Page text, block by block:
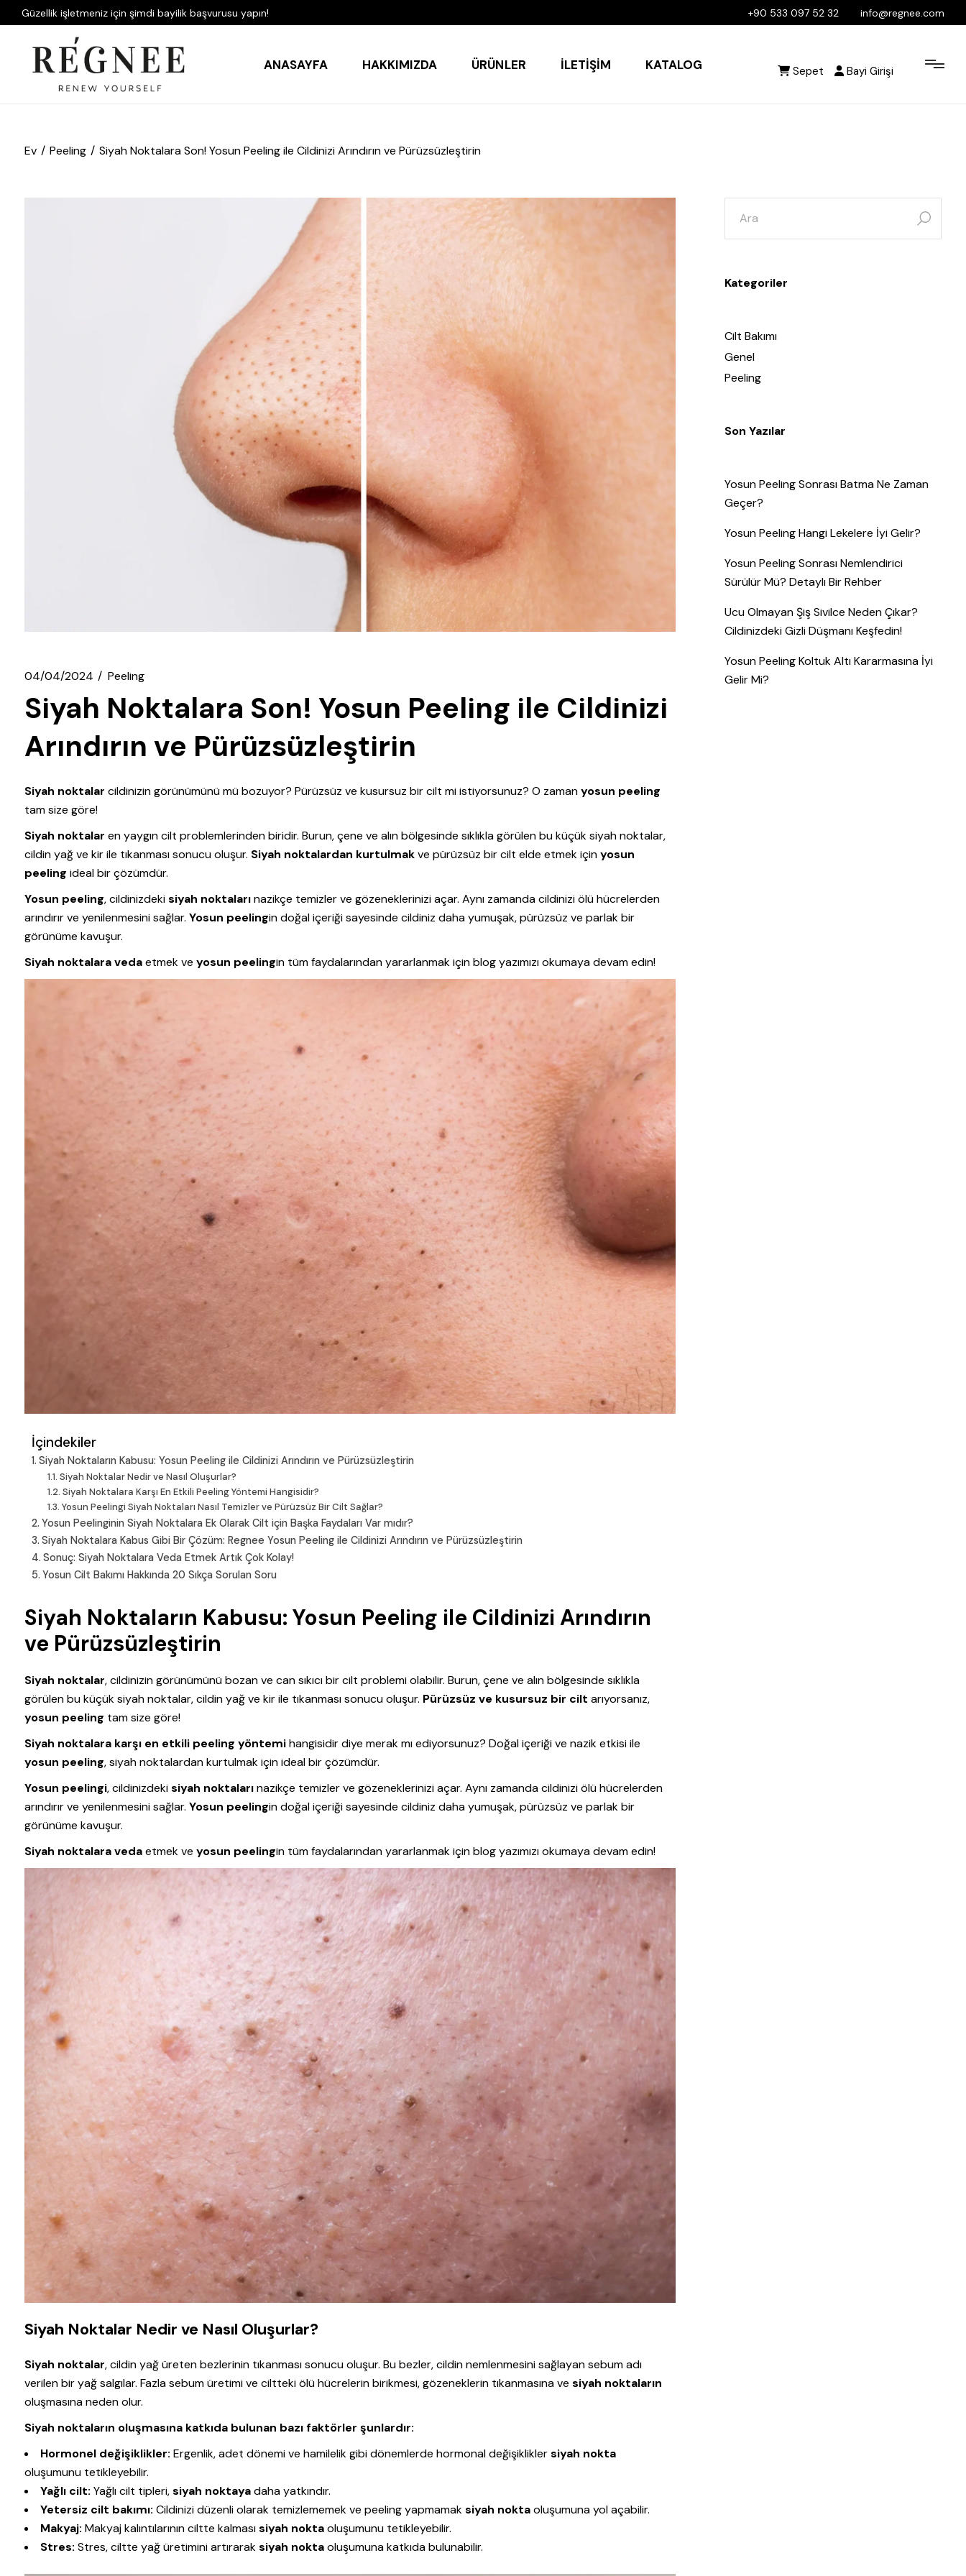
Güzellik işletmeniz için şimdi bayilik başvurusu yapın! +90 533 097 52 32 info@regnee.com
ANASAYFA HAKKIMIZDA ÜRÜNLER İLETIŞIM KATALOG Sepet Bayi Girişi
Ev Peeling Siyah Noktalara Son! Yosun Peeling ile Cildinizi Arındırın ve Pürüzsüzleştirin
04/04/2024 Peeling
Siyah Noktalara Son! Yosun Peeling ile Cildinizi
Arındırın ve Pürüzsüzleştirin
Siyah noktalar cildinizin görünümünü mü bozuyor? Pürüzsüz ve kusursuz bir cilt mi istiyorsunuz? O zamanyosun peeling
tam size göre!
Siyah noktalar en yaygın cilt problemlerinden biridir. Burun, çene ve alın bölgesinde sıklıkla görülen bu küçük siyah noktalar,
cildin yağ ve kir ile tıkanması sonucu oluşur. Siyah noktalardan kurtulmakve pürüzsüz bir cilt elde etmek içinyosun
peeling ideal bir çözümdür.
Yosun peeling, cildinizdekisiyah noktalarınazikçe temizler ve gözeneklerinizi açar. Aynı zamanda cildinizi ölü hücrelerden
arındırır ve yenilenmesini sağlar. Yosun peelingin doğal içeriği sayesinde cildiniz daha yumuşak, pürüzsüz ve parlak bir
görünüme kavuşur.
Siyah noktalara vedaetmek ve yosun peelingin tüm faydalarından yararlanmak için blog yazımızı okumaya devam edin!
İçindekiler
Siyah Noktaların Kabusu: Yosun Peeling ile Cildinizi Arındırın ve Pürüzsüzleştirin
Siyah Noktalar Nedir ve Nasıl Oluşurlar?
Siyah Noktalara Karşı En Etkili Peeling Yöntemi Hangisidir?
Yosun Peelingi Siyah Noktaları Nasıl Temizler ve Pürüzsüz Bir Cilt Sağlar?
Yosun Peelinginin Siyah Noktalara Ek Olarak Cilt için Başka Faydaları Var mıdır?
Siyah Noktalara Kabus Gibi Bir Çözüm: Regnee Yosun Peeling ile Cildinizi Arındırın ve Pürüzsüzleştirin
Sonuç: Siyah Noktalara Veda Etmek Artık Çok Kolay!
Yosun Cilt Bakımı Hakkında 20 Sıkça Sorulan Soru
Siyah Noktaların Kabusu: Yosun Peeling ile Cildinizi Arındırın
ve Pürüzsüzleştirin
Siyah noktalar, cildinizin görünümünü bozan ve can sıkıcı bir cilt problemi olabilir. Burun, çene ve alın bölgesinde sıklıkla
görülen bu küçük siyah noktalar, cildin yağ ve kir ile tıkanması sonucu oluşur. Pürüzsüz ve kusursuz bir cilt arıyorsanız,
yosun peeling tam size göre!
Siyah noktalara karşı en etkili peeling yöntemihangisidir diye merak mı ediyorsunuz? Doğal içeriği ve nazik etkisi ile
yosun peeling, siyah noktalardan kurtulmak için ideal bir çözümdür.
Yosun peelingi, cildinizdekisiyah noktalarınazikçe temizler ve gözeneklerinizi açar. Aynı zamanda cildinizi ölü hücrelerden
arındırır ve yenilenmesini sağlar. Yosun peelingin doğal içeriği sayesinde cildiniz daha yumuşak, pürüzsüz ve parlak bir
görünüme kavuşur.
Siyah noktalara vedaetmek ve yosun peelingin tüm faydalarından yararlanmak için blog yazımızı okumaya devam edin!
Siyah Noktalar Nedir ve Nasıl Oluşurlar?
Siyah noktalar, cildin yağ üreten bezlerinin tıkanması sonucu oluşur. Bu bezler, cildin nemlenmesini sağlayan sebum adı
verilen bir yağ salgılar. Fazla sebum üretimi ve ciltteki ölü hücrelerin birikmesi, gözeneklerin tıkanmasına vesiyah noktaların
oluşmasına neden olur.
Siyah noktaların oluşmasına katkıda bulunan bazı faktörler şunlardır:
Hormonel değişiklikler: Ergenlik, adet dönemi ve hamilelik gibi dönemlerde hormonal değişikliklersiyah nokta
oluşumunu tetikleyebilir.
Yağlı cilt: Yağlı cilt tipleri,siyah noktayadaha yatkındır.
Yetersiz cilt bakımı: Cildinizi düzenli olarak temizlememek ve peeling yapmamaksiyah noktaoluşumuna yol açabilir.
Makyaj: Makyaj kalıntılarının ciltte kalmasısiyah noktaoluşumunu tetikleyebilir.
Stres: Stres, ciltte yağ üretimini artıraraksiyah noktaoluşumuna katkıda bulunabilir.
Kategoriler
Cilt Bakımı
Genel
Peeling
Son Yazılar
Yosun Peeling Sonrası Batma Ne Zaman
Geçer?
Yosun Peeling Hangi Lekelere İyi Gelir?
Yosun Peeling Sonrası Nemlendirici
Sürülür Mü? Detaylı Bir Rehber
Ucu Olmayan Şiş Sivilce Neden Çıkar?
Cildinizdeki Gizli Düşmanı Keşfedin!
Yosun Peeling Koltuk Altı Kararmasına İyi
Gelir Mi?